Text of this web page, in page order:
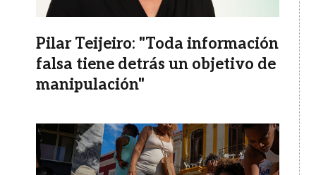
Pilar Teijeiro: "Toda información
falsa tiene detrás un objetivo de
manipulación"
Imagen